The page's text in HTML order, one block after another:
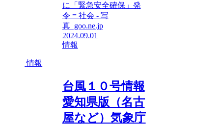
に「緊急安全確保」発
令 = 社会 - 写
真 goo.ne.jp
2024.09.01
情報
情報
台風１０号情報
愛知県版（名古
屋など）気象庁